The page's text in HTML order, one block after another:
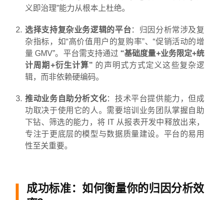
义即治理”能力从根本上杜绝。
选择支持复杂业务逻辑的平台：归因分析常涉及复
杂指标，如“高价值用户的复购率”、“促销活动的增
量 GMV”。平台需支持通过 “基础度量+业务限定+统
计周期+衍生计算” 的声明式方式定义这些复杂逻
辑，而非依赖硬编码。
推动业务自助分析文化：技术平台提供能力，但成
功取决于使用它的人。需要培训业务团队掌握自助
下钻、筛选的能力，将 IT 从报表开发中释放出来，
专注于更底层的模型与数据质量建设。平台的易用
性至关重要。
成功标准：如何衡量你的归因分析效